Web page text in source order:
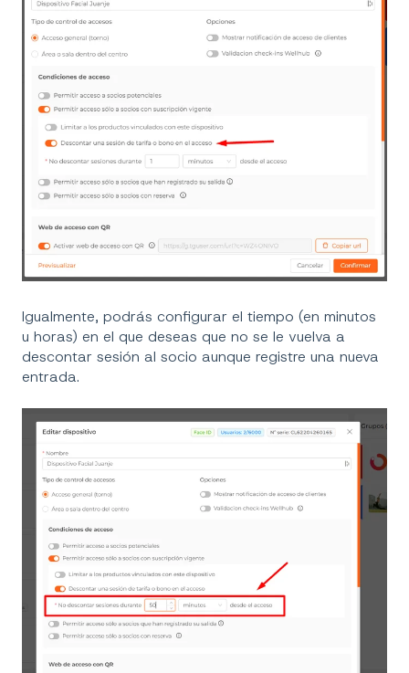
Igualmente, podrás configurar el tiempo (en minutos
u horas) en el que deseas que no se le vuelva a
descontar sesión al socio aunque registre una nueva
entrada.